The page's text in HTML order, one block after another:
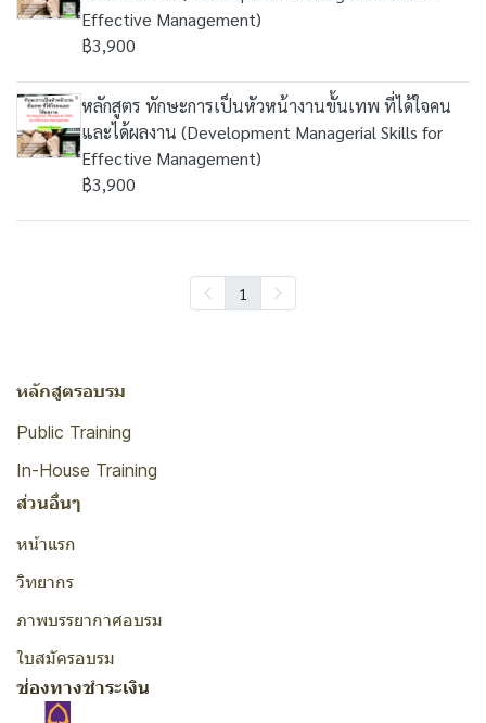
Effective Management)
฿3,900
หลักสูตร ทักษะการเป็นหัวหน้างานขั้นเทพ ที่ได้ใจคน
และได้ผลงาน (Development Managerial Skills for
Effective Management)
฿3,900
1
หลักสูตรอบรม
Public Training
In-House Training
ส่วนอื่นๆ
หน้าแรก
วิทยากร
ภาพบรรยากาศอบรม
ใบสมัครอบรม
ช่องทางชำระเงิน